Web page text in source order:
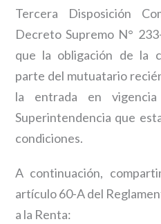
Tercera Disposición
Decreto Supremo N°
que la obligación de la
parte del mutuatario
la entrada en
Superintendencia que
condiciones.
A continuación,
artículo 60-A del
a la Renta: